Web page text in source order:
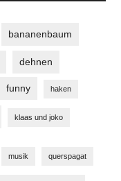
bananenbaum
dehnen
funny haken
klaas und joko
musik querspagat